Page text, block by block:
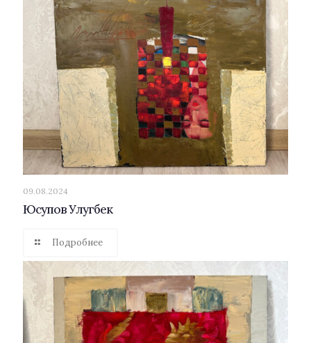
09.08.2024
Юсупов Улугбек
Подробнее